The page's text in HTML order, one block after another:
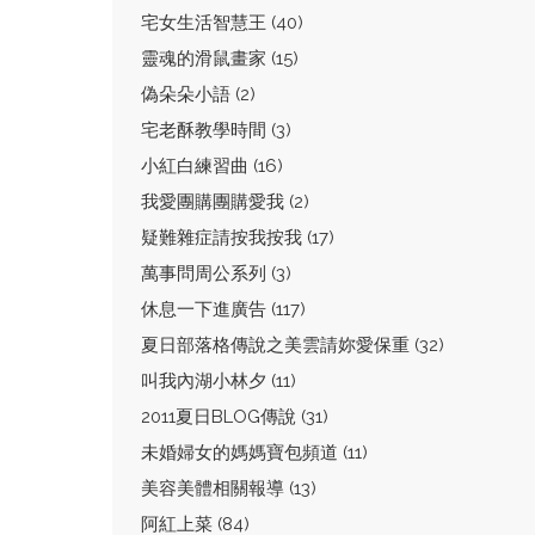
宅女生活智慧王 (40)
靈魂的滑鼠畫家 (15)
偽朵朵小語 (2)
宅老酥教學時間 (3)
小紅白練習曲 (16)
我愛團購團購愛我 (2)
疑難雜症請按我按我 (17)
萬事問周公系列 (3)
休息一下進廣告 (117)
夏日部落格傳說之美雲請妳愛保重 (32)
叫我內湖小林夕 (11)
2011夏日BLOG傳說 (31)
未婚婦女的媽媽寶包頻道 (11)
美容美體相關報導 (13)
阿紅上菜 (84)